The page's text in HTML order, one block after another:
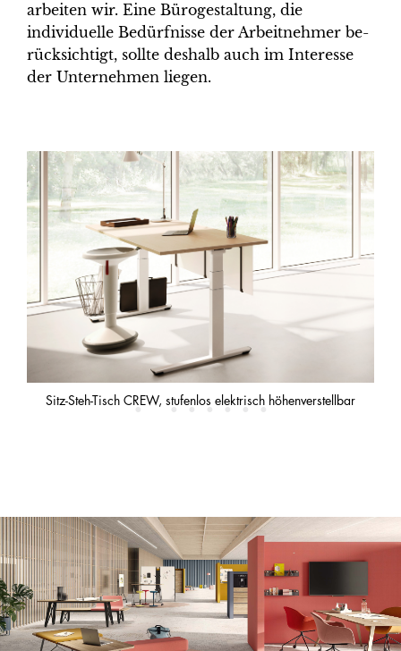
arbeiten wir. Eine Bürogestaltung, die
individuelle Bedürfnisse der Arbeitnehmer be­
rück­sichtigt, sollte deshalb auch im Interesse
der Unternehmen liegen.
Sitz-Steh-Tisch CREW, stufenlos elektrisch höhenverstellbar